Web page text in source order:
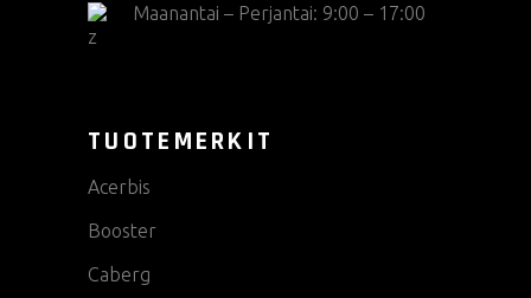
Maanantai – Perjantai: 9:00 – 17:00
TUOTEMERKIT
Acerbis
Booster
Caberg